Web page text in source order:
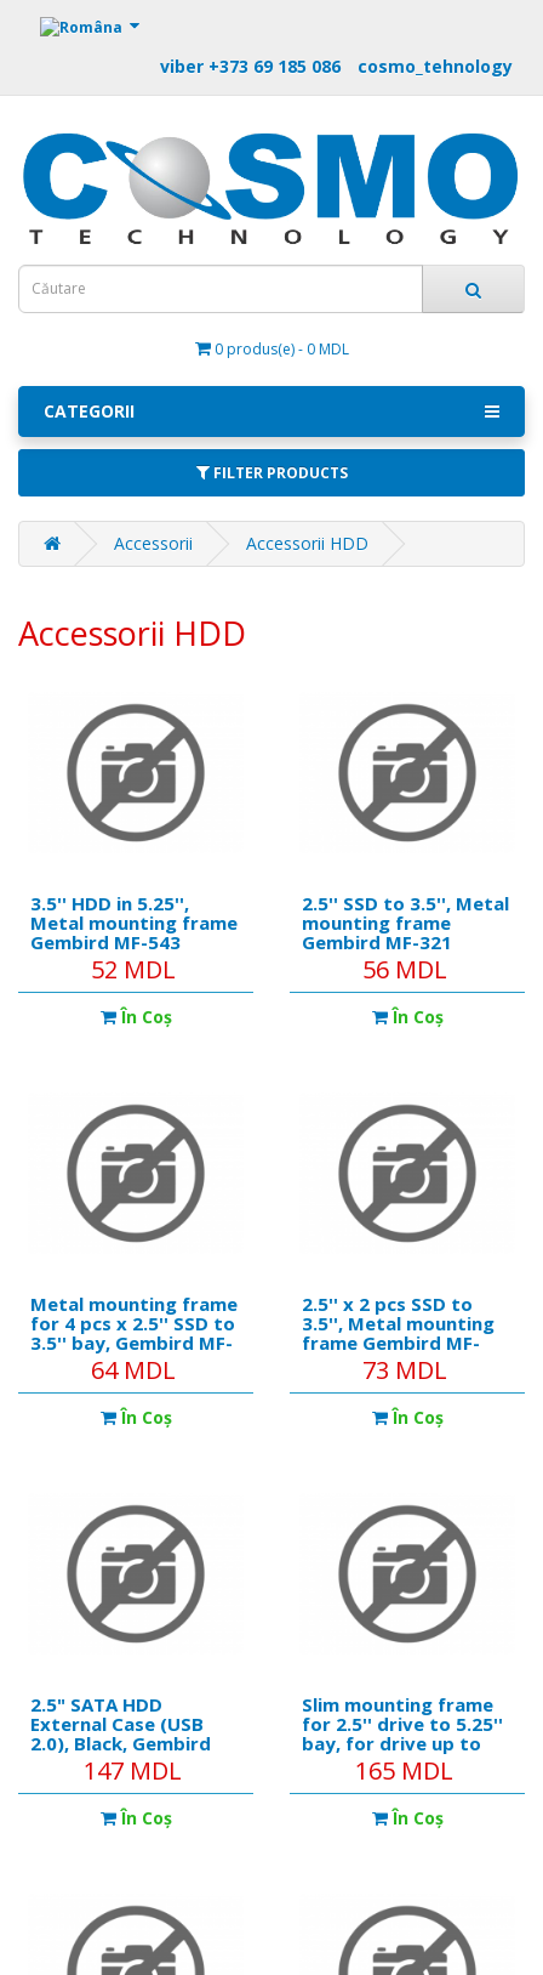
https://m9.by
viber +373 69 185 086 cosmo_tehnology
0 produs(e) - 0 MDL
CATEGORII
FILTER PRODUCTS
Accessorii Accessorii HDD
Accessorii HDD
3.5'' HDD in 5.25'',
Metal mounting frame
Gembird MF-543
52 MDL
În Coş
2.5'' SSD to 3.5'', Metal
mounting frame
Gembird MF-321
56 MDL
În Coş
Metal mounting frame
for 4 pcs x 2.5'' SSD to
3.5'' bay, Gembird MF-
64 MDL
În Coş
2.5'' x 2 pcs SSD to
3.5'', Metal mounting
frame Gembird MF-
73 MDL
În Coş
2.5" SATA HDD
External Case (USB
2.0), Black, Gembird
"EE2-U2S-5"
147 MDL
În Coş
Slim mounting frame
for 2.5'' drive to 5.25''
bay, for drive up to
12.7 mm, Gembird, MF-
165 MDL
În Coş